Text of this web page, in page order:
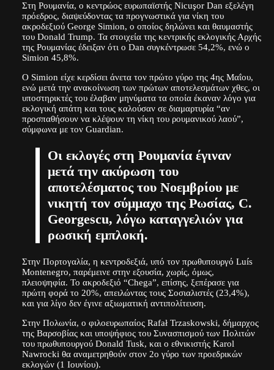
Στη Ρουμανία, ο κεντρώος ευρωπαϊστής Nicuşor Dan εξελέγη
πρόεδρος, διαψεύδοντας τα προγνωστικά για νίκη του
ακροδεξιού George Simion, ο οποίος δηλώνει και θαυμαστής
του Donald Trump. Τα στοιχεία της κεντρικής εκλογικής Αρχής
της Ρουμανίας έδειξαν ότι ο Dan συγκέντρωσε 54,2%, ενώ ο
Simion 45,8%.
Ο Simion είχε κερδίσει άνετα τον πρώτο γύρο της 4ης Μαΐου,
ενώ μετά την ανακοίνωση των πρώτων αποτελεσμάτων χθες, οι
υποστηρικτές του έλαβαν μηνύματα τα οποία έκαναν λόγο για
εκλογική απάτη και τους καλούσαν σε διαμαρτυρία “αν
προσπαθήσουν να κλέψουν τη νίκη του ρουμανικού λαού”,
σύμφωνα με τον Guardian.
Οι εκλογές στη Ρουμανία έγιναν
μετά την ακύρωση του
αποτελέσματος του Νοεμβρίου με
νικητή τον σύμμαχο της Ρωσίας, C.
Georgescu, λόγω καταγγελιών για
ρωσική εμπλοκή.
Στην Πορτογαλία, η κεντροδεξιά, υπό τον πρωθυπουργό Luís
Montenegro, παρέμεινε στην εξουσία, χωρίς, όμως,
πλειοψηφία. Το ακροδεξιό “Chega”, επίσης, ξεπέρασε για
πρώτη φορά το 20%, απειλώντας τους Σοσιαλιστές (23,4%),
και για λίγο δεν έγινε αξιωματική αντιπολίτευση.
Στην Πολωνία, ο φιλοευρωπαίος Rafał Trzaskowski, δήμαρχος
της Βαρσοβίας και υποψήφιος του Συνασπισμού των Πολιτών
του πρωθυπουργού Donald Tusk, και ο εθνικιστής Karol
Nawrocki θα αναμετρηθούν στον 2ο γύρο των προεδρικών
εκλογών (1 Ιουνίου).